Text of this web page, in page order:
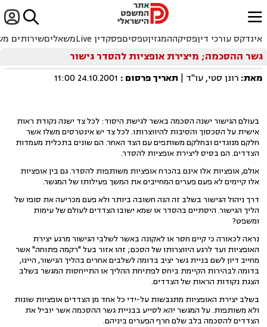

ﱐ
אינדקס עורכי דיןפסיקההמגזיןטפסיםפסקדין Live משאליםשירותים
גשר ההסכמה; מיצירת אופציות להסדר גישור
מאת: רונן סטי, עו"ד | תאריך פרסום :
24.10.2001 11:00
בעולם הגישור ישנה הסכמה באשר לגישת היסוד: לכל צד ישנה נקודת ראות
אישית על הסכסוך והסיבות להיווצרותו. לכל צד יש אינטרסים משלו אשר
חלקם מנוגדים ובחלקם משותפים עם הצד האחר. הם שונים בתכלית מעמדות
הצדדים. הם בסיס ליצירת אופציות להסדר.
אולם, אופציות אלו אינם בהכרח אופציות משותפות להסדר. גם בין אופציות
אלו קיימים לא פעם פערים המחייבים את המשך פעילותו של המגשר.
דרך ניהול הגישור בשלב זה הנה חשובה ביותר ולא פעם מכריעה את סופו של
הליך הגישור. היסתיים בהסדר או שמא ישובו הצדדים לעולם של עימות
ומשפט?
נראה לכאורה כי קיים חסר או לאקונה באשר לשלבי הגישור מרגע יצירת
האופציות ועד לרגע היווצרותו של הסכם; זהו אזור בעל "רקמה פתוחה" אשר
מחייב דיון לשם בניית גשר יציב בדומה לשלבים אחרים בהליך הגישור, היינו,
בדומה לבהירות הקיימת ביחס לפתיחת ההליך או התייחסות המגשר בשלב
הצגת נקודות הראות של הצדדים.
בשלב יצירת האופציות מתגבשות על-ידי כל אחד מן הצדדים אופציות שונות
ולא משותפות. על המגשר יהא לסייע בבניית גשר ההסכמה אשר יוביל את
הצדדים להסכמה בלב שלם חרף הפערים ביניהם.